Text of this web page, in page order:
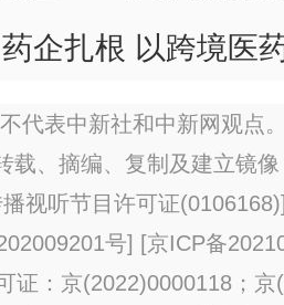
企扎根 以跨境医
代表中新社和中新网观点
载、摘编、复制及建立镜
播视听节目许可证(0106168)
号] [京ICP备
证：京(2022)0000118；京